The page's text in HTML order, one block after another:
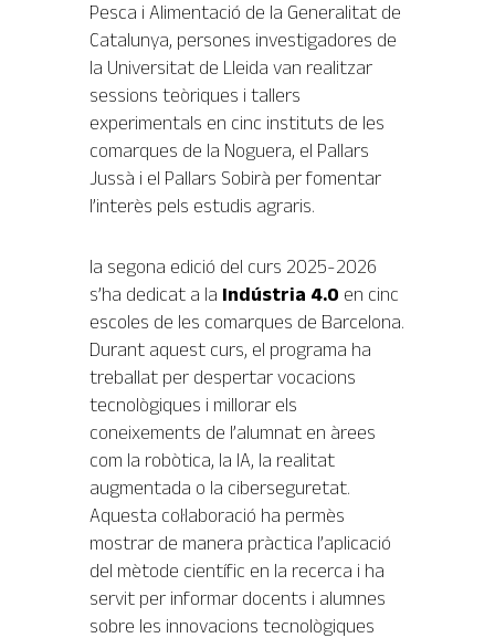
Pesca i Alimentació de la Generalitat de
Catalunya, persones investigadores de
la Universitat de Lleida van realitzar
sessions teòriques i tallers
experimentals en cinc instituts de les
comarques de la Noguera, el Pallars
Jussà i el Pallars Sobirà per fomentar
l’interès pels estudis agraris.
la segona edició del curs 2025-2026
s’ha dedicat a la Indústria 4.0 en cinc
escoles de les comarques de Barcelona.
Durant aquest curs, el programa ha
treballat per despertar vocacions
tecnològiques i millorar els
coneixements de l’alumnat en àrees
com la robòtica, la IA, la realitat
augmentada o la ciberseguretat.
Aquesta col·laboració ha permès
mostrar de manera pràctica l’aplicació
del mètode científic en la recerca i ha
servit per informar docents i alumnes
sobre les innovacions tecnològiques